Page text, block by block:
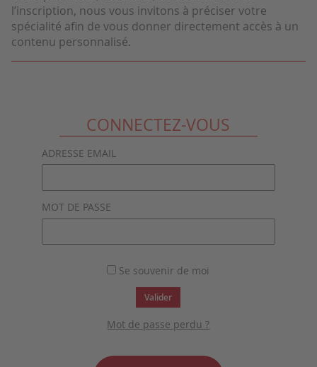
l’inscription, nous vous invitons à préciser votre
spécialité afin de vous donner directement accès à un
contenu personnalisé.
CONNECTEZ-VOUS
ADRESSE EMAIL
MOT DE PASSE
Se souvenir de moi
Valider
Mot de passe perdu ?